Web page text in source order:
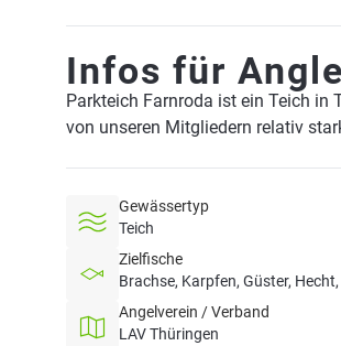
Infos für
Parkteich Farnroda ist ein Teich in
von unseren Mitgliedern relativ
Gewässertyp
Teich
Zielfische
Brachse, Karpfen, Güster,
Angelverein / Verband
LAV Thüringen